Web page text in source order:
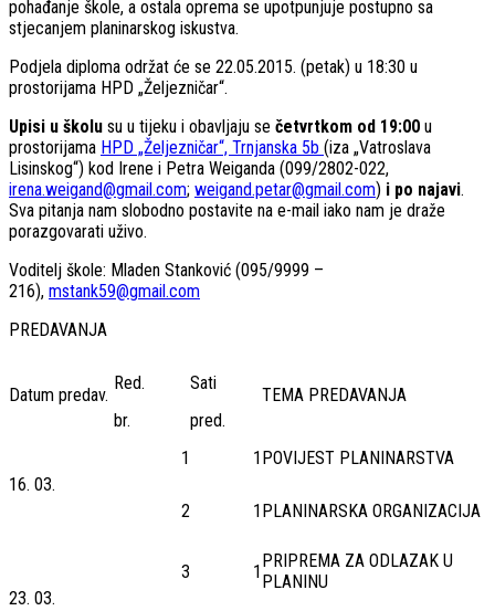
pohađanje škole, a ostala oprema se upotpunjuje postupno sa
stjecanjem planinarskog iskustva.
Podjela diploma održat će se 22.05.2015. (petak) u 18:30 u
prostorijama HPD „Željezničar“.
Upisi u školu su u tijeku i obavljaju se četvrtkom od 19:00 u
prostorijama HPD „Željezničar“, Trnjanska 5b (iza „Vatroslava
Lisinskog“) kod Irene i Petra Weiganda (099/2802-022,
irena.weigand@gmail.com; weigand.petar@gmail.com) i po najavi.
Sva pitanja nam slobodno postavite na e-mail iako nam je draže
porazgovarati uživo.
Voditelj škole: Mladen Stanković (095/9999 –
216), mstank59@gmail.com
PREDAVANJA
Datum predav.
Red. Sati
TEMA PREDAVANJA
br.
pred.
16. 03.
1 1 POVIJEST PLANINARSTVA
2 1 PLANINARSKA ORGANIZACIJA
23. 03.
3 1
PRIPREMA ZA ODLAZAK U
PLANINU